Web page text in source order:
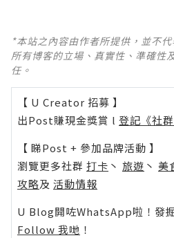
*本站之內容由作者所提供，並不
所有博客的立場、真實性、準確性
任。
【 U Creator 招募 】
出Post賺現金獎賞 l 登記《社
【 睇Post + 參加品牌活動 】
瀏覽更多社群 打卡 丶 旅遊 丶 美
攻略及 活動情報
U Blog開咗WhatsApp啦！發
Follow 我哋 ！